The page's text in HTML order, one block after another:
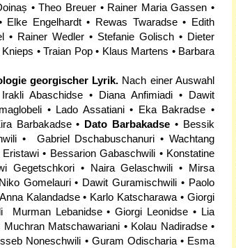
• Theo Breuer • Rainer Maria Gassen •
Engelhardt • Rewas Twaradse • Edith
• Rainer Wedler • Stefanie Golisch • Dieter
• Traian Pop • Klaus Martens • Barbara
georgischer Lyrik. Nach einer Auswahl
Abaschidse • Diana Anfimiadi • Dawit
• Lado Assatiani • Eka Bakradse •
Barbakadse •
Dato Barbakadse • Bessik
• Gabriel Dschabuschanuri • Wachtang
• Bessarion Gabaschwili • Konstatine
Gegetschkori • Naira Gelaschwili • Mirsa
Gomelauri • Dawit Guramischwili • Paolo
Kalandadse • Karlo Katscharawa • Giorgi
Murman Lebanidse • Giorgi Leonidse • Lia
Matschawariani • Kolau Nadiradse •
Noneschwili • Guram Odischaria • Esma